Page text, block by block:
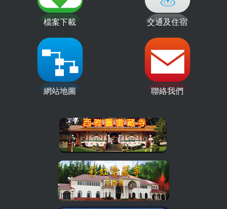
檔案下載 交通及住宿
網站地圖 聯絡我們